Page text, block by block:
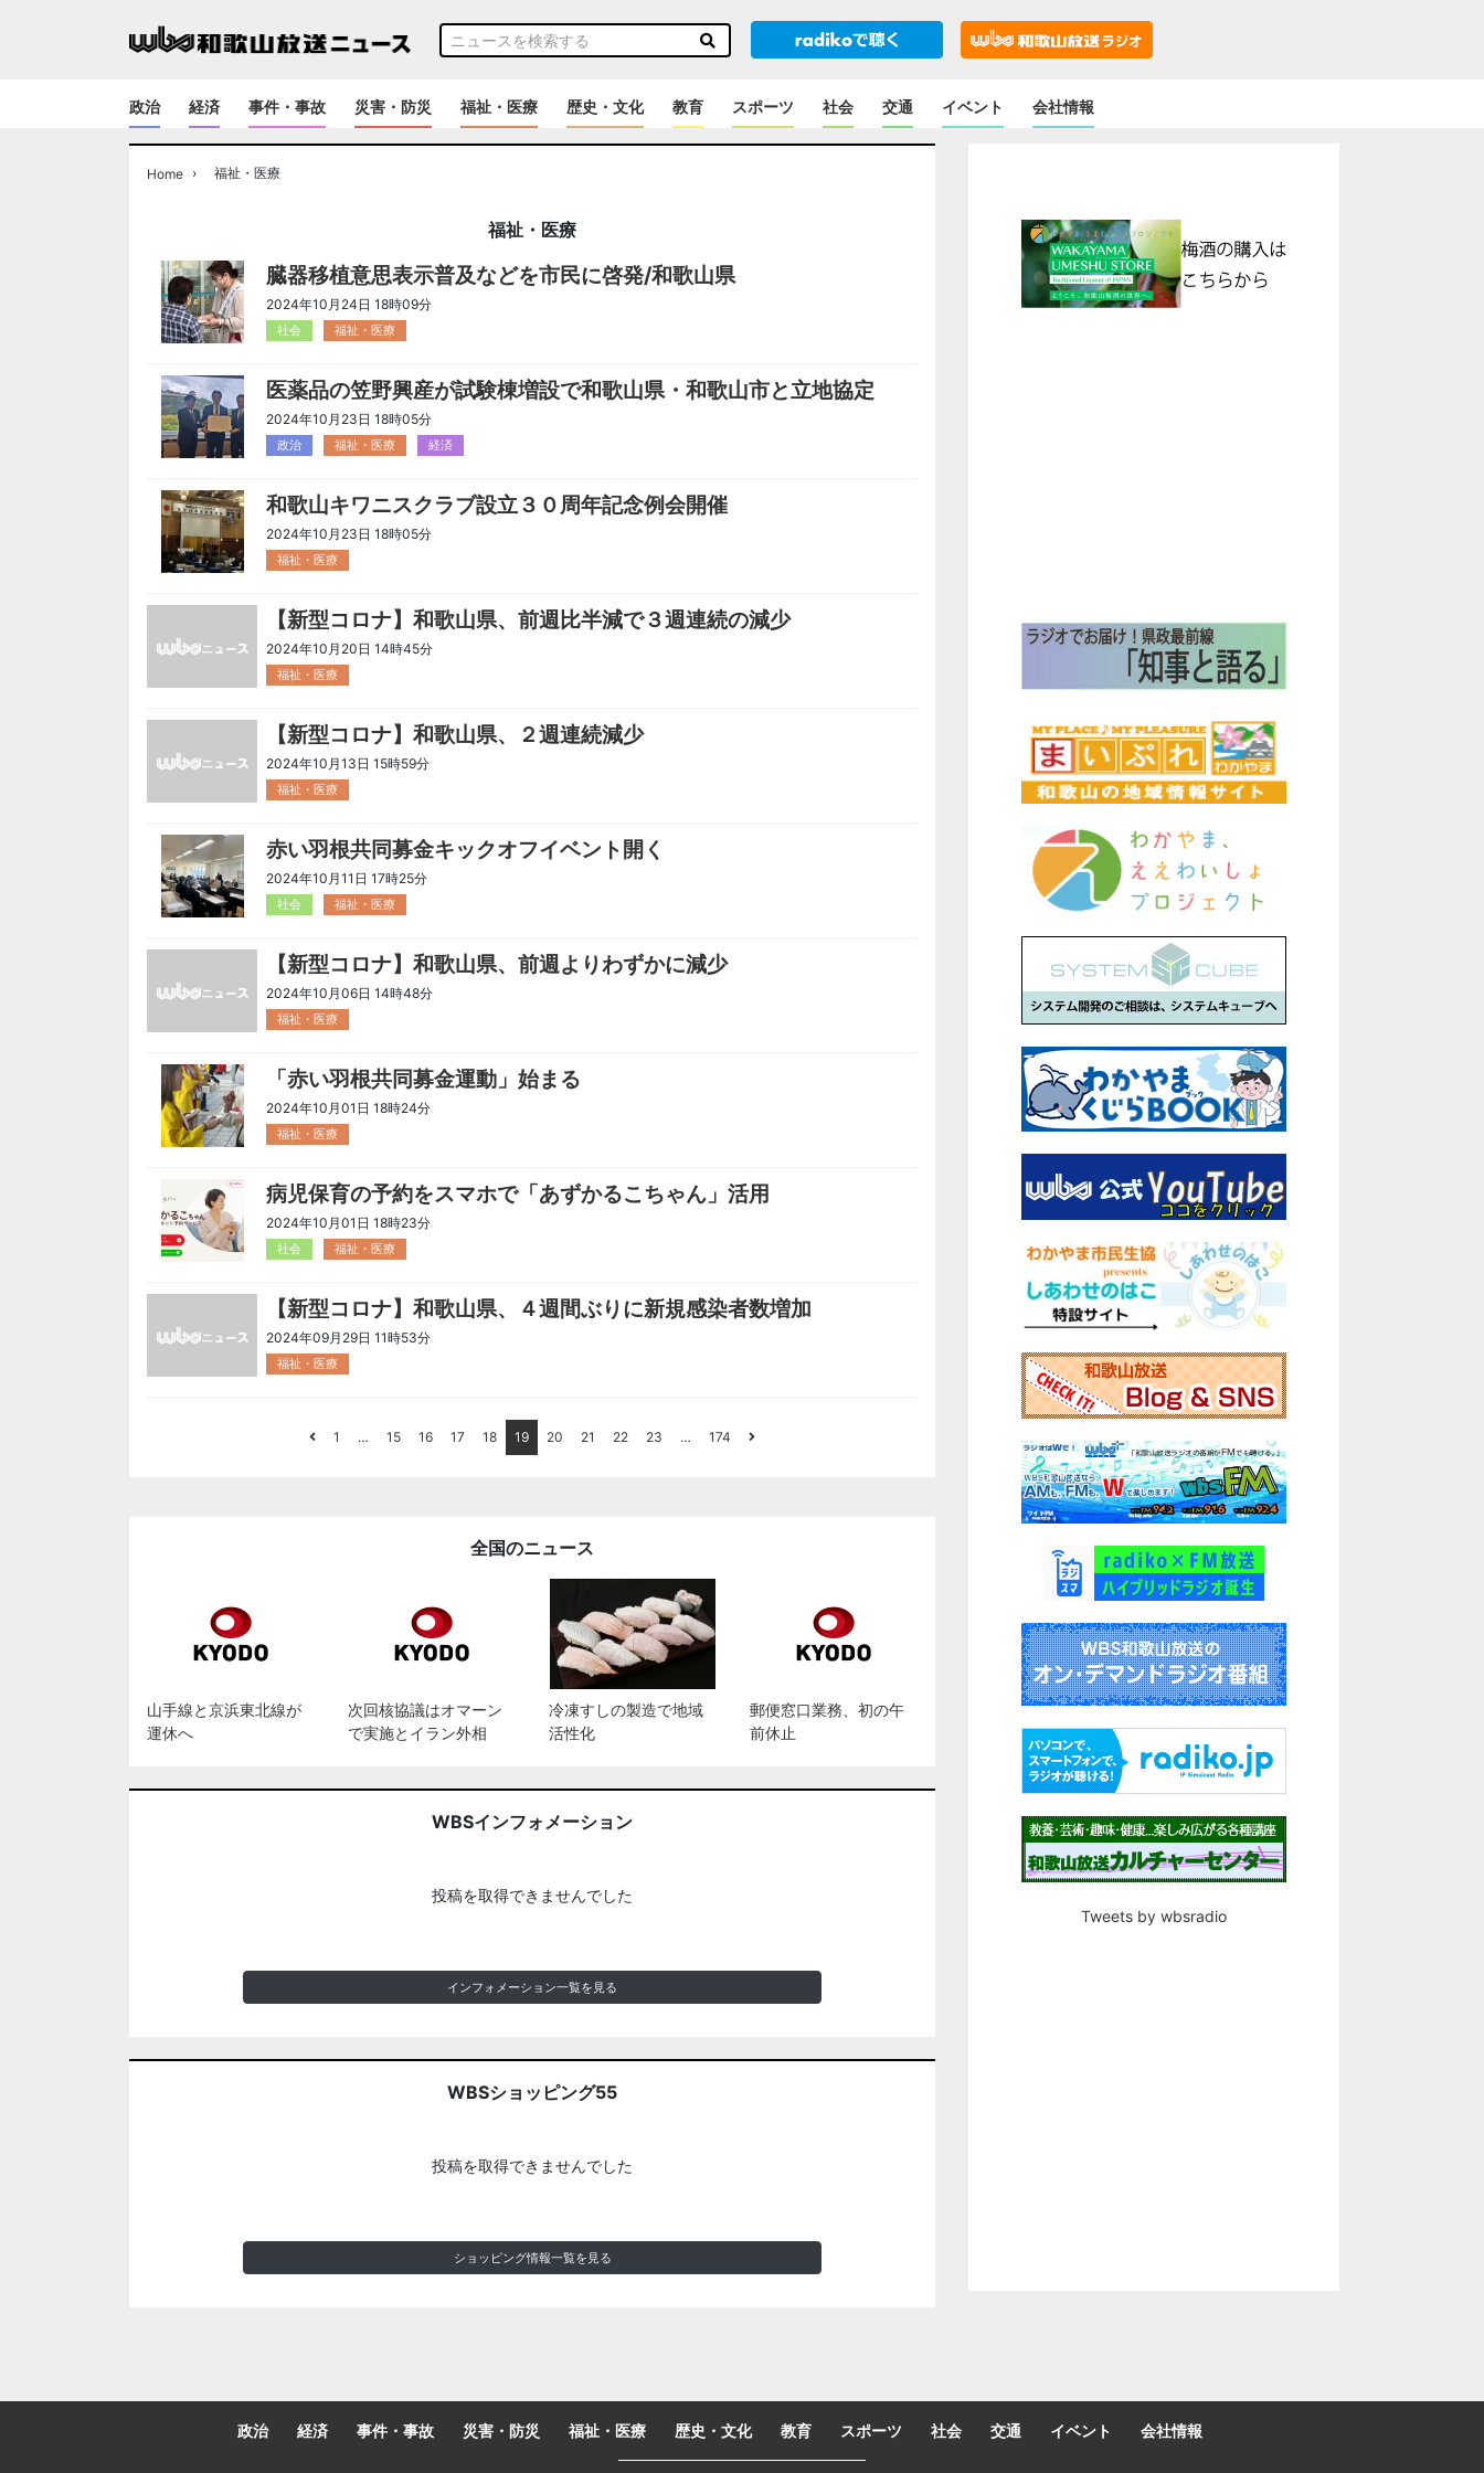
政治 経済 事件・事故 災害・防災 福祉・医療 歴史・文化 教育 スポーツ 社会 交通 イベント 会社情報
Home › 福祉・医療
福祉・医療
臓器移植意思表示普及などを市民に啓発/和歌山県
2024年10月24日 18時09分
社会 福祉・医療
医薬品の笠野興産が試験棟増設で和歌山県・和歌山市と立地協定
2024年10月23日 18時05分
政治 福祉・医療 経済
和歌山キワニスクラブ設立３０周年記念例会開催
2024年10月23日 18時05分
福祉・医療
【新型コロナ】和歌山県、前週比半減で３週連続の減少
2024年10月20日 14時45分
福祉・医療
【新型コロナ】和歌山県、２週連続減少
2024年10月13日 15時59分
福祉・医療
赤い羽根共同募金キックオフイベント開く
2024年10月11日 17時25分
社会 福祉・医療
【新型コロナ】和歌山県、前週よりわずかに減少
2024年10月06日 14時48分
福祉・医療
「赤い羽根共同募金運動」始まる
2024年10月01日 18時24分
福祉・医療
病児保育の予約をスマホで「あずかるこちゃん」活用
2024年10月01日 18時23分
社会 福祉・医療
【新型コロナ】和歌山県、４週間ぶりに新規感染者数増加
2024年09月29日 11時53分
福祉・医療
1 … 15 16 17 18 19 20 21 22 23 … 174
全国のニュース
山手線と京浜東北線が
運休へ
次回核協議はオマーン
で実施とイラン外相
冷凍すしの製造で地域
活性化
郵便窓口業務、初の午
前休止
WBSインフォメーション
投稿を取得できませんでした
インフォメーション一覧を見る
WBSショッピング55
投稿を取得できませんでした
ショッピング情報一覧を見る
Tweets by wbsradio
政治 経済 事件・事故 災害・防災 福祉・医療 歴史・文化 教育 スポーツ 社会 交通 イベント 会社情報